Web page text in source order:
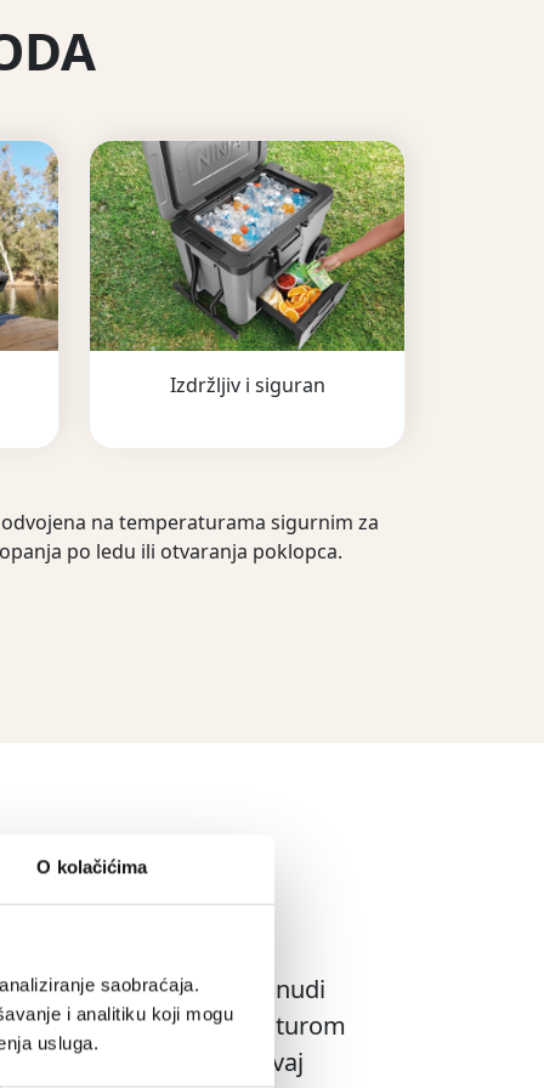
O kolačićima
saobraćaja.
i analitiku koji mogu
usluga.
Izdržljiv i siguran
na temperaturama sigurnim za
po ledu ili otvaranja poklopca.
s kotačima koji nudi
za pohranu s temperaturom
za sve terene čine ovaj